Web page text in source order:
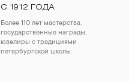
С 1912 ГОДА
Более 110 лет мастерства,
государственные награды,
ювелиры с традициями
петербургской школы.